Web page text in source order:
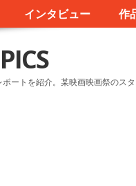
インタビュー 作
ートを紹介。某映画映画祭のス